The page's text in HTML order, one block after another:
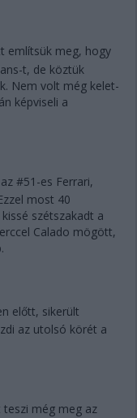
említsük meg, hogy
t, de köztük
Nem volt még kelet-
képviseli a
#51-es Ferrari,
most 40
szétszakadt a
Calado mögött,
előtt, sikerült
az utolsó körét a
még meg az